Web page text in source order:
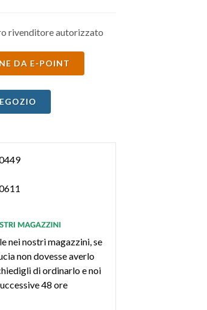
rivenditore autorizzato
DA E-POINT
nei nostri magazzini, se
non dovesse averlo
di ordinarlo e noi
48 ore